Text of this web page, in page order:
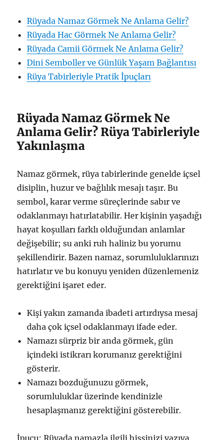
Rüyada Namaz Görmek Ne Anlama Gelir?
Rüyada Hac Görmek Ne Anlama Gelir?
Rüyada Camii Görmek Ne Anlama Gelir?
Dini Semboller ve Günlük Yaşam Bağlantısı
Rüya Tabirleriyle Pratik İpuçları
Rüyada Namaz Görmek Ne
Anlama Gelir? Rüya Tabirleriyle
Yakınlaşma
Namaz görmek, rüya tabirlerinde genelde içsel
disiplin, huzur ve bağlılık mesajı taşır. Bu
sembol, karar verme süreçlerinde sabır ve
odaklanmayı hatırlatabilir. Her kişinin yaşadığı
hayat koşulları farklı olduğundan anlamlar
değişebilir; su anki ruh haliniz bu yorumu
şekillendirir. Bazen namaz, sorumluluklarınızı
hatırlatır ve bu konuyu yeniden düzenlemeniz
gerektiğini işaret eder.
Kişi yakın zamanda ibadeti artırdıysa mesaj
daha çok içsel odaklanmayı ifade eder.
Namazı sürpriz bir anda görmek, gün
içindeki istikrarı korumanız gerektiğini
gösterir.
Namazı bozduğunuzu görmek,
sorumluluklar üzerinde kendinizle
hesaplaşmanız gerektiğini gösterebilir.
İpucu: Rüyada namazla ilgili hissinizi yazıya